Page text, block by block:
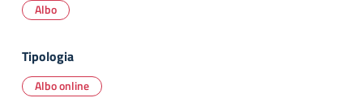
Albo
Tipologia
Albo online